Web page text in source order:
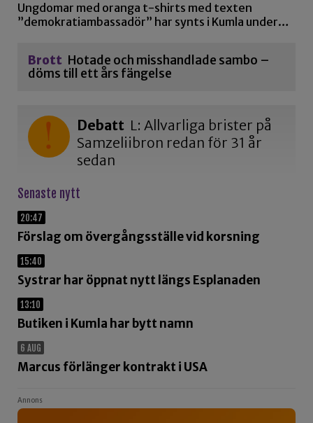
Ungdomar med oranga t-shirts med texten
”demokratiambassadör” har synts i Kumla under…
Brott Hotade och misshandlade sambo –
döms till ett års fängelse
Debatt L: Allvarliga brister på
Samzeliibron redan för 31 år
sedan
Senaste nytt
20:47
Förslag om övergångsställe vid korsning
15:40
Systrar har öppnat nytt längs Esplanaden
13:10
Butiken i Kumla har bytt namn
6 AUG
Marcus förlänger kontrakt i USA
Annons